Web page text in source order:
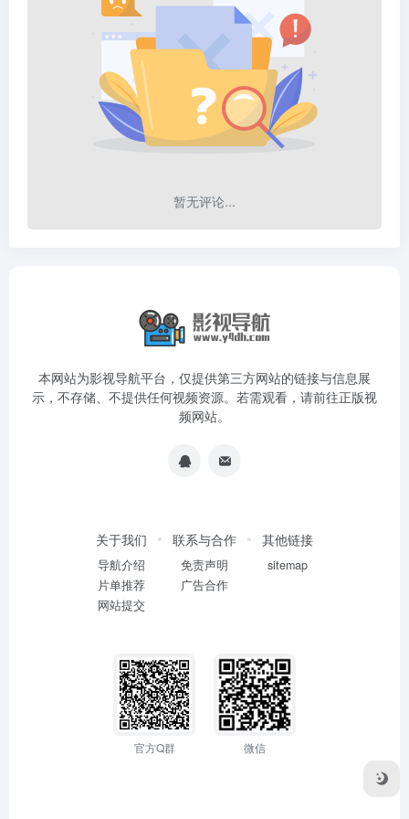
暂无评论...
本网站为影视导航平台，仅提供第三方网站的链接与信息展
示，不存储、不提供任何视频资源。若需观看，请前往正版视
频网站。
关于我们
导航介绍
片单推荐
网站提交
联系与合作
免责声明
广告合作
其他链接
sitemap
官方Q群 微信